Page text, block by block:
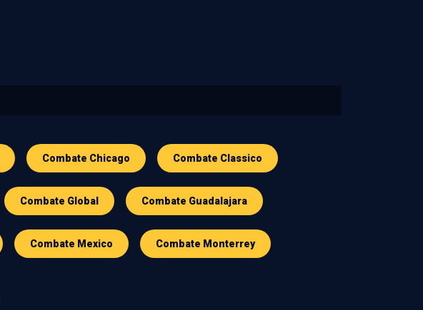
Combate Chicago Combate Classico
Combate Global Combate Guadalajara
Combate Mexico Combate Monterrey